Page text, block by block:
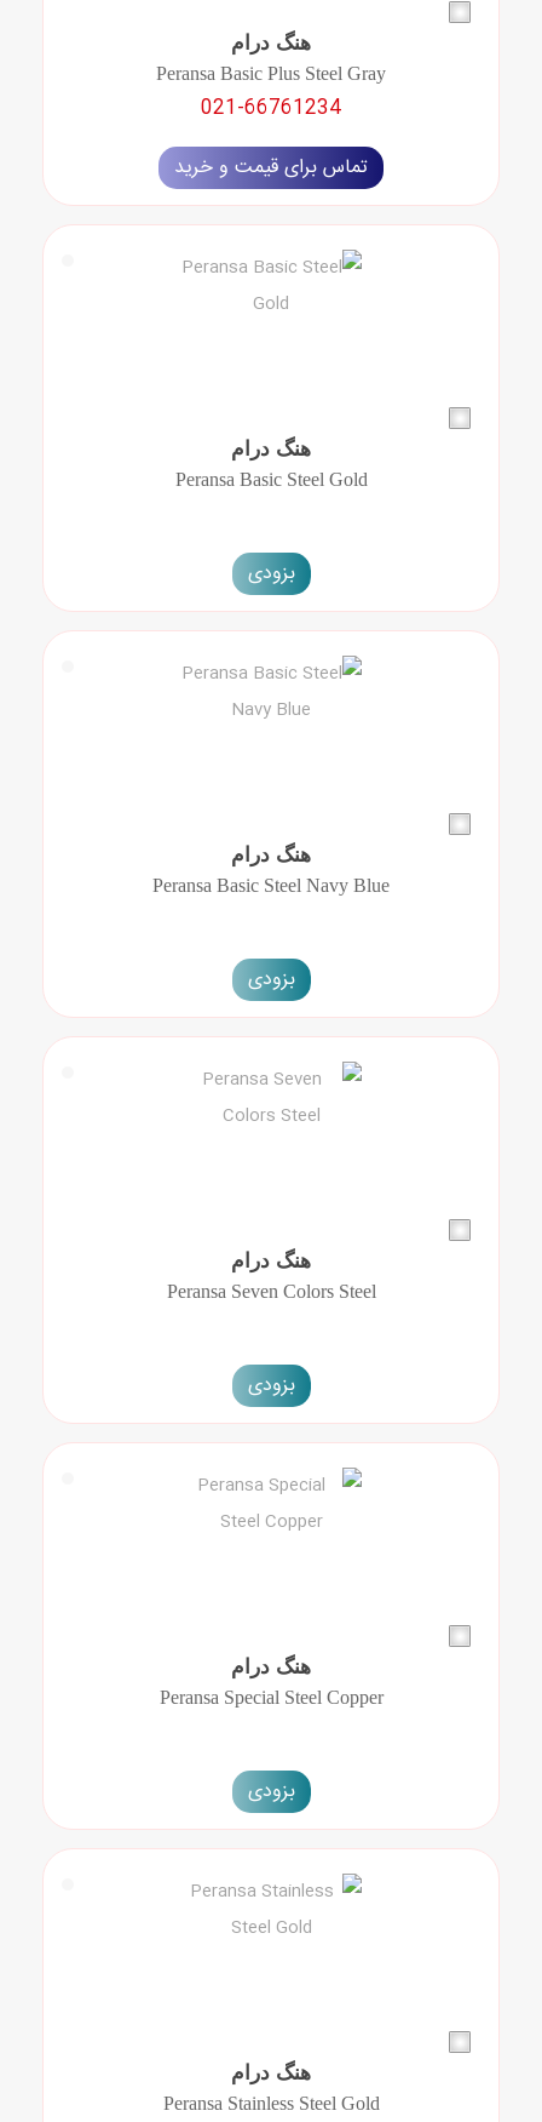
هنگ درام
Peransa Basic Plus Steel Gray
021-66761234
تماس برای قیمت و خرید
هنگ درام
Peransa Basic Steel Gold
بزودی
هنگ درام
Peransa Basic Steel Navy Blue
بزودی
هنگ درام
Peransa Seven Colors Steel
بزودی
هنگ درام
Peransa Special Steel Copper
بزودی
هنگ درام
Peransa Stainless Steel Gold